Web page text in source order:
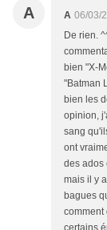
A A 06/03/
De rien.
bien "X-
"Batman
bien les
opinion,
sang
ont
des ados
mais il y
bagues
comment
certains